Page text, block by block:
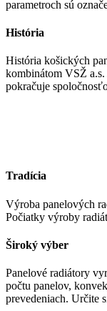
parametroch sú
História
História košických
kombinátom VSŽ a.s.
pokračuje
Tradícia
Výroba panelových
Počiatky výroby
Široký výber
Panelové radiátory
počtu panelov,
prevedeniach. Určite